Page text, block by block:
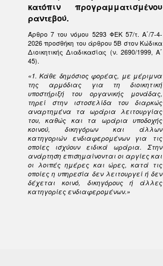
κατόπιν προγραμματισμένου
ραντεβού.
Άρθρο 7 του νόμου 5293 ΦΕΚ 57/τ. Α΄/7-4-
2026 προσθήκη του άρθρου 5Β στον Κώδικα
Διοικητικής Διαδικασίας (ν. 2690/1999, Α΄
45).
«1. Κάθε δημόσιος φορέας, με μέριμνα
της αρμόδιας για τη διοικητική
υποστήριξή του οργανικής μονάδας,
τηρεί στην ιστοσελίδα του διαρκώς
αναρτημένα τα ωράρια λειτουργίας
του, καθώς και τα ωράρια υποδοχής
κοινού, δικηγόρων και άλλων
κατηγοριών ενδιαφερομένων για τις
οποίες ισχύουν ειδικά ωράρια. Στην
ανάρτηση επισημαίνονται οι αργίες και
οι λοιπές ημέρες και ώρες, κατά τις
οποίες η υπηρεσία δεν λειτουργεί ή δεν
δέχεται κοινό, δικηγόρους ή άλλες
κατηγορίες ενδιαφερομένων.»